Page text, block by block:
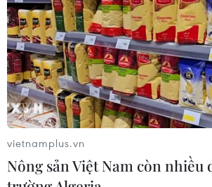
Thổ Nhĩ Kỳ tăng cường truy quét
bắt giữ hơn 100 nghi phạm
07/08/2026 14:55
Tây Ban Nha triệt phá đường dây
vietnamplus.vn
Nông sản Việt Nam còn nhiều